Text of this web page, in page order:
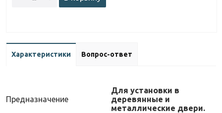
Характеристики Вопрос-ответ
Предназначение
Для установки в
деревянные и
металлические двери.